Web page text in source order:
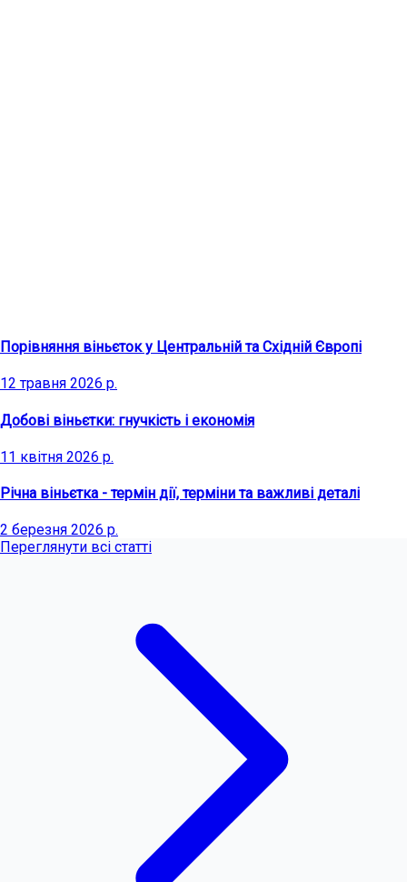
Порівняння віньєток у Центральній та Східній Європі
12 травня 2026 р.
Добові віньєтки: гнучкість і економія
11 квітня 2026 р.
Річна віньєтка - термін дії, терміни та важливі деталі
2 березня 2026 р.
Переглянути всі статті